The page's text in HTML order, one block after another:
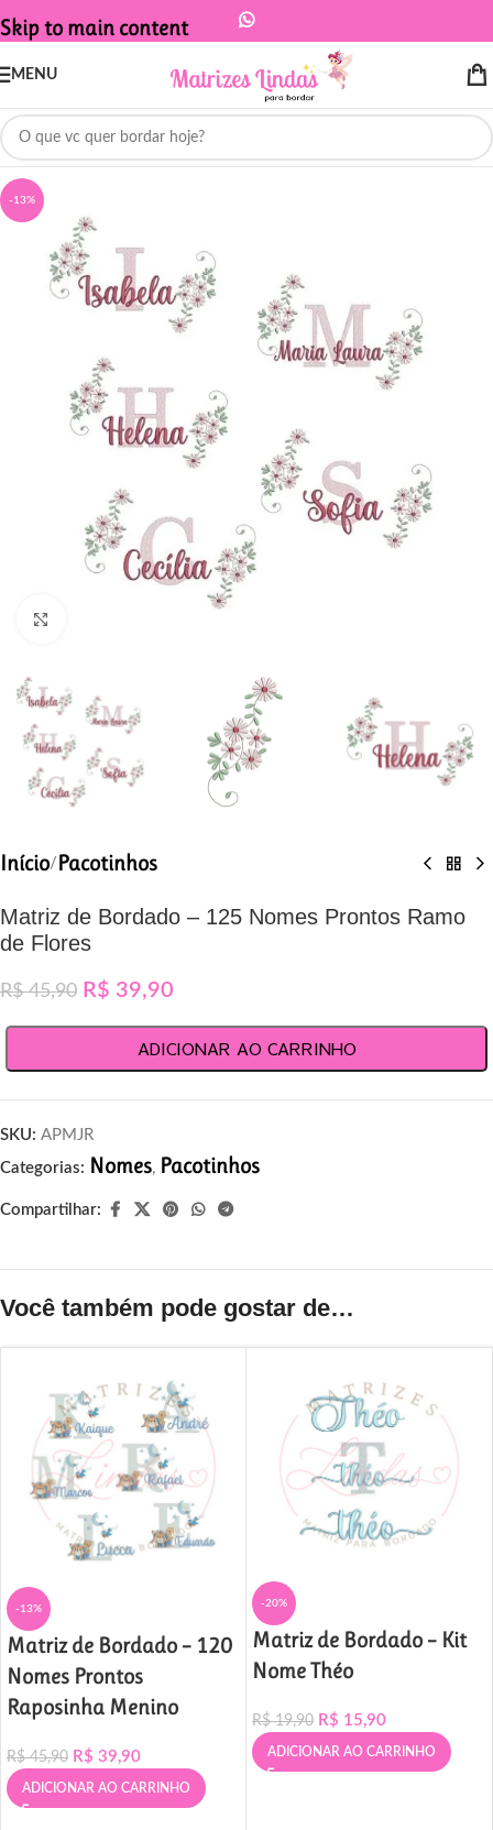
Skip to main content
MENU
-13%
Início/ Pacotinhos
Matriz de Bordado – 125 Nomes Prontos Ramo
de Flores
R$45,90 R$ 39,90
ADICIONAR AO CARRINHO
SKU: APMJR
Categorias: Nomes, Pacotinhos
Compartilhar:
Você também pode gostar de…
-13%
Matriz de Bordado – 120
Nomes Prontos
Raposinha Menino
R$45,90 R$ 39,90
ADICIONAR AO CARRINHO
-20%
Matriz de Bordado – Kit
Nome Théo
R$19,90 R$ 15,90
ADICIONAR AO CARRINHO